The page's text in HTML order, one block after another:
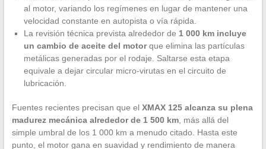
al motor, variando los regímenes en lugar de mantener una
velocidad constante en autopista o vía rápida.
La revisión técnica prevista alrededor de 1 000 km incluye
un cambio de aceite del motorque elimina las partículas
metálicas generadas por el rodaje. Saltarse esta etapa
equivale a dejar circular micro-virutas en el circuito de
lubricación.
Fuentes recientes precisan que el XMAX 125 alcanza su plena
madurez mecánica alrededor de 1 500 km, más allá del
simple umbral de los 1 000 km a menudo citado. Hasta este
punto, el motor gana en suavidad y rendimiento de manera